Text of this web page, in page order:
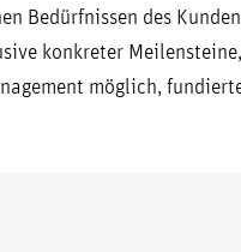
Bedürfnissen des
konkreter
möglich,